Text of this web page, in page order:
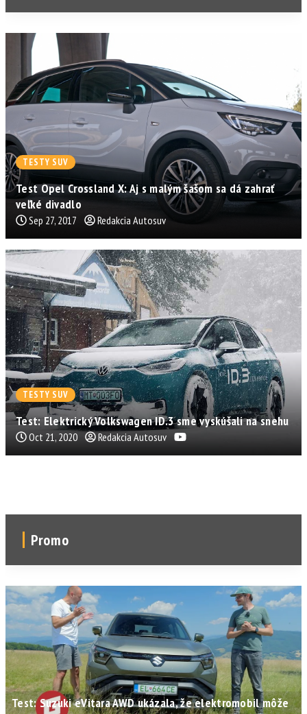
TESTY SUV
Test Opel Crossland X: Aj s malým šašom sa dá zahrať
veľké divadlo
Sep 27, 2017 Redakcia Autosuv
TESTY SUV
Test: Elektrický Volkswagen ID.3 sme vyskúšali na snehu
Oct 21, 2020 Redakcia Autosuv
Promo
Test: Suzuki eVitara AWD ukázala, že elektromobil môže